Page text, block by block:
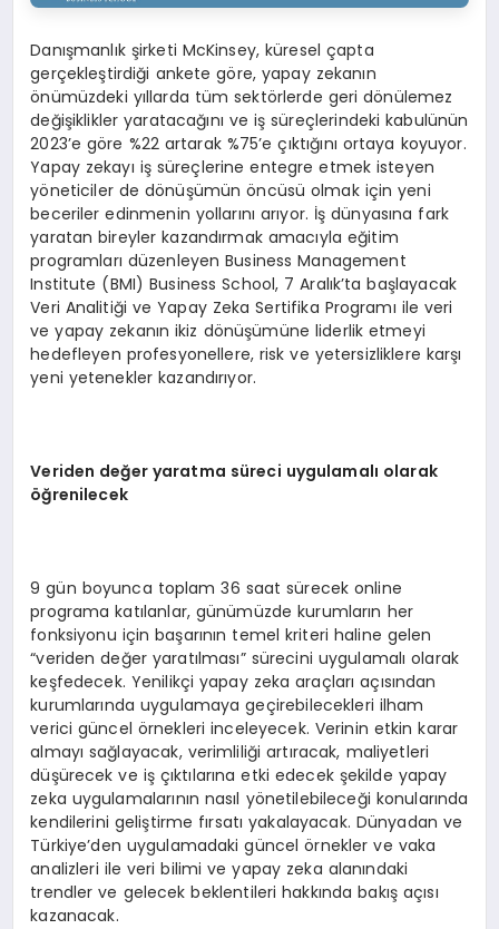
Danışmanlık şirketi McKinsey, küresel çapta
gerçekleştirdiği ankete göre, yapay zekanın
önümüzdeki yıllarda tüm sektörlerde geri dönülemez
değişiklikler yaratacağını ve iş süreçlerindeki kabulünün
2023’e göre %22 artarak %75’e çıktığını ortaya koyuyor.
Yapay zekayı iş süreçlerine entegre etmek isteyen
yöneticiler de dönüşümün öncüsü olmak için yeni
beceriler edinmenin yollarını arıyor. İş dünyasına fark
yaratan bireyler kazandırmak amacıyla eğitim
programları düzenleyen Business Management
Institute (BMI) Business School, 7 Aralık’ta başlayacak
Veri Analitiği ve Yapay Zeka Sertifika Programı ile veri
ve yapay zekanın ikiz dönüşümüne liderlik etmeyi
hedefleyen profesyonellere, risk ve yetersizliklere karşı
yeni yetenekler kazandırıyor.
Veriden değer yaratma süreci uygulamalı olarak
öğrenilecek
9 gün boyunca toplam 36 saat sürecek online
programa katılanlar, günümüzde kurumların her
fonksiyonu için başarının temel kriteri haline gelen
“veriden değer yaratılması” sürecini uygulamalı olarak
keşfedecek. Yenilikçi yapay zeka araçları açısından
kurumlarında uygulamaya geçirebilecekleri ilham
verici güncel örnekleri inceleyecek. Verinin etkin karar
almayı sağlayacak, verimliliği artıracak, maliyetleri
düşürecek ve iş çıktılarına etki edecek şekilde yapay
zeka uygulamalarının nasıl yönetilebileceği konularında
kendilerini geliştirme fırsatı yakalayacak. Dünyadan ve
Türkiye’den uygulamadaki güncel örnekler ve vaka
analizleri ile veri bilimi ve yapay zeka alanındaki
trendler ve gelecek beklentileri hakkında bakış açısı
kazanacak.